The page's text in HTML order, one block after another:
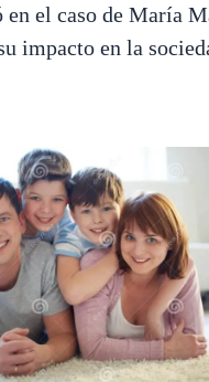
en el caso de María
impacto en la